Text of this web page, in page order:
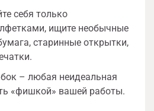
себя только
ищите необычные
старинные открытки,
– любая неидеальная
«фишкой» вашей работы.